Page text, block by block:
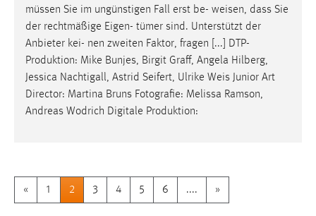
müssen Sie im ungünstigen Fall erst be- weisen, dass Sie
der rechtmäßige Eigen- tümer sind. Unterstützt der
Anbieter kei- nen zweiten Faktor, fragen [...] DTP-
Produktion: Mike Bunjes, Birgit Graff, Angela Hilberg,
Jessica Nachtigall, Astrid Seifert, Ulrike Weis Junior Art
Director: Martina Bruns Fotografie: Melissa Ramson,
Andreas Wodrich Digitale Produktion:
« 1 2 3 4 5 6 .... »